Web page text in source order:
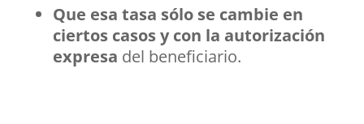
Que esa tasa sólo se cambie en
ciertos casos y con la autorización
expresa del beneficiario.